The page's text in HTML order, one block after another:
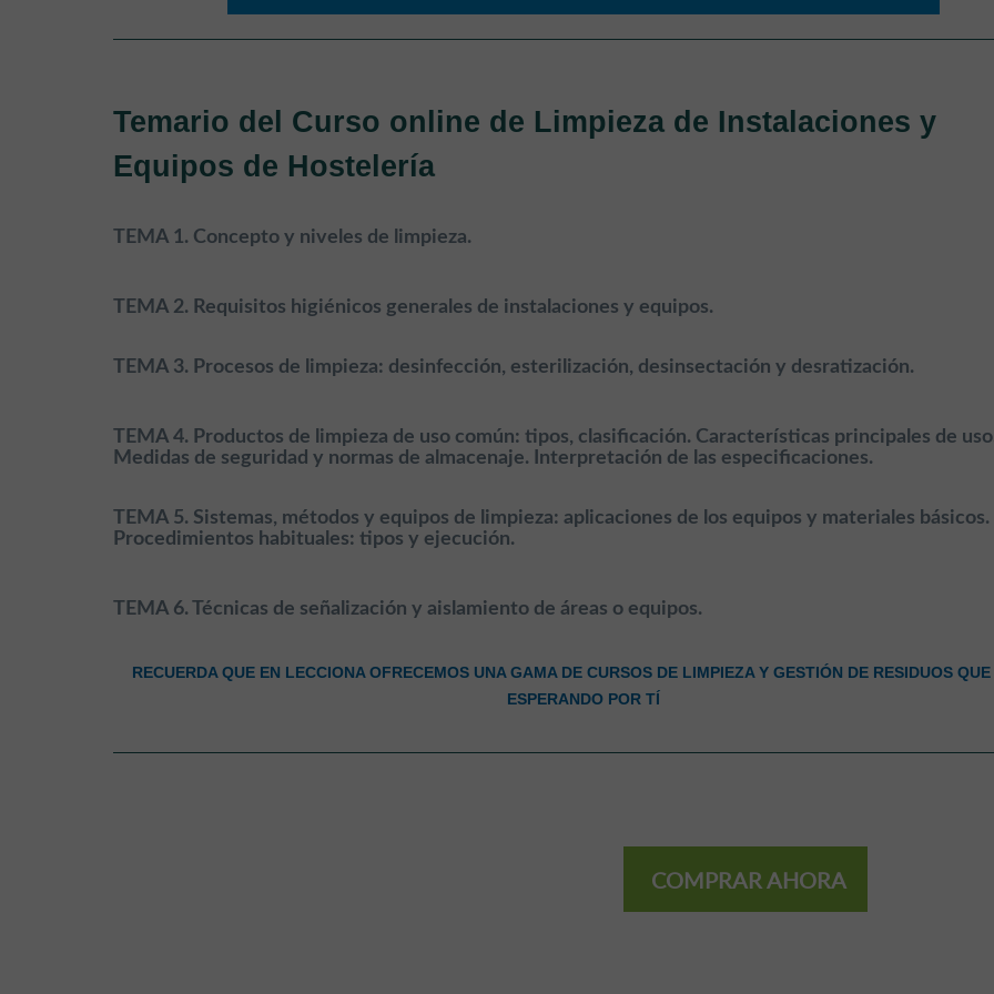
Temario del Curso online de Limpieza de Instalaciones y
Equipos de Hostelería
TEMA 1. Concepto y niveles de limpieza.
TEMA 2. Requisitos higiénicos generales de instalaciones y equipos.
TEMA 3. Procesos de limpieza: desinfección, esterilización, desinsectación y desratización.
TEMA 4. Productos de limpieza de uso común: tipos, clasificación. Características principales de
Medidas de seguridad y normas de almacenaje. Interpretación de las especificaciones.
TEMA 5. Sistemas, métodos y equipos de limpieza: aplicaciones de los equipos y materiales básicos.
Procedimientos habituales: tipos y ejecución.
TEMA 6. Técnicas de señalización y aislamiento de áreas o equipos.
RECUERDA QUE EN LECCIONA OFRECEMOS UNA GAMA DE CURSOS DE LIMPIEZA Y GESTIÓN DE RESIDUOS QUE
ESPERANDO POR TÍ
COMPRAR AHORA